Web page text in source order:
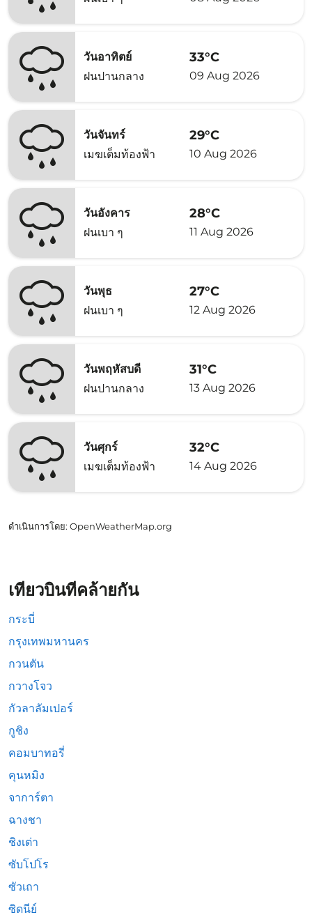
วันอาทิตย์
ฝนปานกลาง
33°C
09 Aug 2026
วันจันทร์
เมฆเต็มท้องฟ้า
29°C
10 Aug 2026
วันอังคาร
ฝนเบา ๆ
28°C
11 Aug 2026
วันพุธ
ฝนเบา ๆ
27°C
12 Aug 2026
วันพฤหัสบดี
ฝนปานกลาง
31°C
13 Aug 2026
วันศุกร์
เมฆเต็มท้องฟ้า
32°C
14 Aug 2026
ดำเนินการโดย: OpenWeatherMap.org
เที่ยวบินที่คล้ายกัน
กระบี่
กรุงเทพมหานคร
กวนตัน
กวางโจว
กัวลาลัมเปอร์
กูชิง
คอมบาทอรี่
คุนหมิง
จาการ์ตา
ฉางชา
ชิงเต่า
ซับโปโร
ซัวเถา
ซิดนีย์